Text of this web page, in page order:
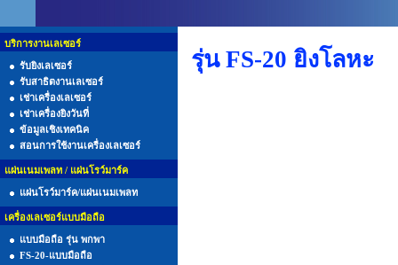
บริการงานเลเซอร์
รับยิงเลเซอร์
รับสาธิตงานเลเซอร์
เช่าเครื่องเลเซอร์
เช่าเครื่องยิงวันที่
ข้อมูลเชิงเทคนิค
สอนการใช้งานเครื่องเลเซอร์
แผ่นเนมเพลท / แผ่นโรว์มาร์ค
แผ่นโรว์มาร์ค/แผ่นเนมเพลท
เครื่องเลเซอร์แบบมือถือ
แบบมือถือ รุ่น พกพา
FS-20-แบบมือถือ
รุ่น FS-20 ยิงโลหะ